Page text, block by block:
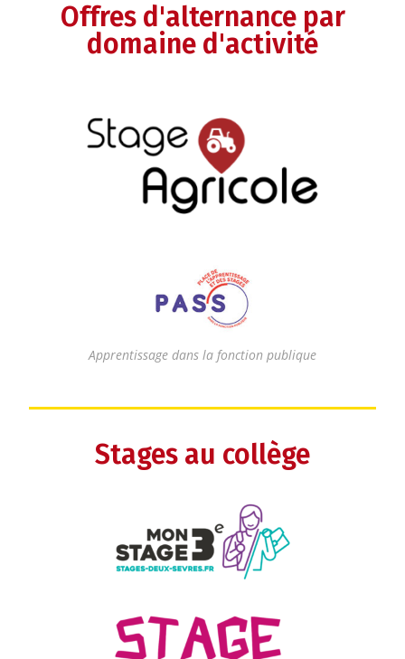
Offres d'alternance par
domaine d'activité
Apprentissage dans la fonction publique
Stages au collège